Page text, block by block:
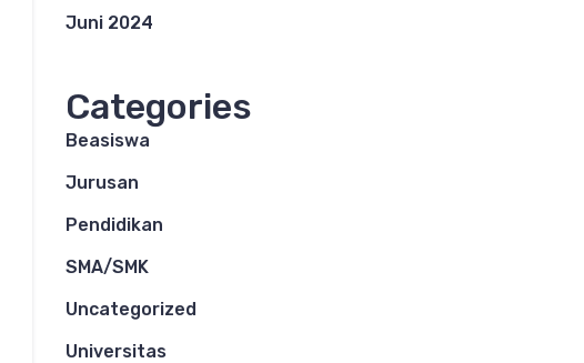
Juni 2024
Categories
Beasiswa
Jurusan
Pendidikan
SMA/SMK
Uncategorized
Universitas